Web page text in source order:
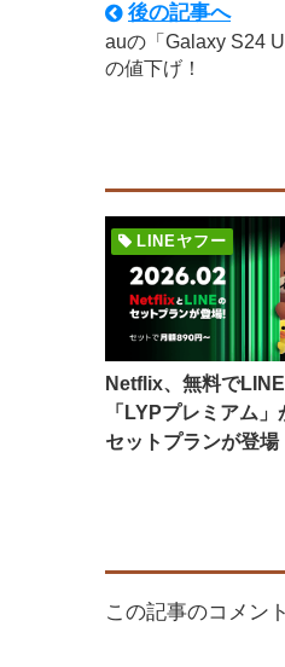
後の記事へ
auの「Galaxy S24
の値下げ！
LINEヤフー
Netflix、無料で
「LYPプレミアム
セットプランが登場
この記事のコメン